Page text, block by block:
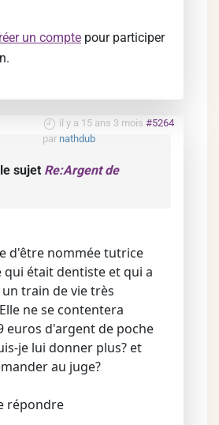
un compte pour participer
il y a 15 ans 3 mois #5264
par nathdub
sujet Re:Argent de
d'être nommée tutrice
qui était dentiste et qui a
train de vie très
ne se contentera
euros d'argent de poche
je lui donner plus? et
au juge?
répondre